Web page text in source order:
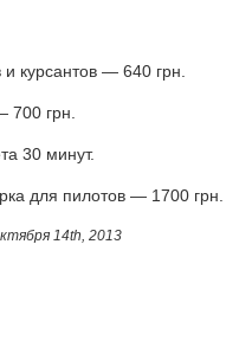
курсантов — 640 грн.
700 грн.
30 минут.
для пилотов — 1700 грн.
14th, 2013